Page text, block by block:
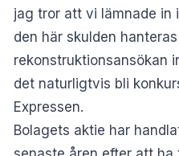
jag tror att vi lämnade in
den här skulden
rekonstruktionsansökan
det naturligtvis bli
Expressen.
Bolagets aktie har